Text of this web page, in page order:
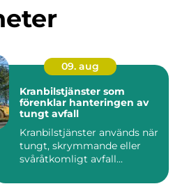
09. aug
Kranbilstjänster som
förenklar hanteringen av
tungt avfall
Kranbilstjänster används när
tungt, skrymmande eller
svåråtkomligt avfall...